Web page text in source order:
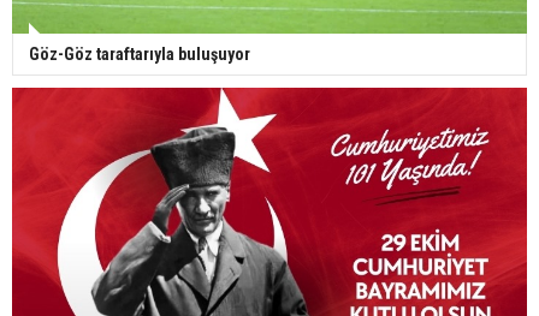
Göz-Göz taraftarıyla buluşuyor